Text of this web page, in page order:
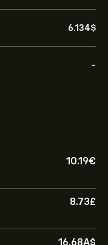
10.19‎€‎
8.73‎£‎
16.68‎A$‎
6.134‎$‎
-